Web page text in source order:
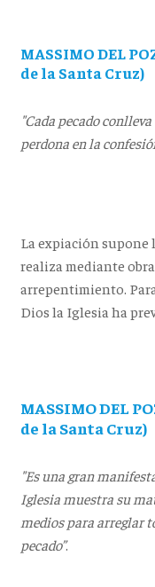
MASSIMO DEL
de la Santa Cruz)
"Cada pecado
perdona en la
La expiación supone
realiza mediante
arrepentimiento.
Dios la Iglesia ha
MASSIMO DEL
de la Santa Cruz)
"Es una gran
Iglesia muestra su
medios para arreglar
pecado”.